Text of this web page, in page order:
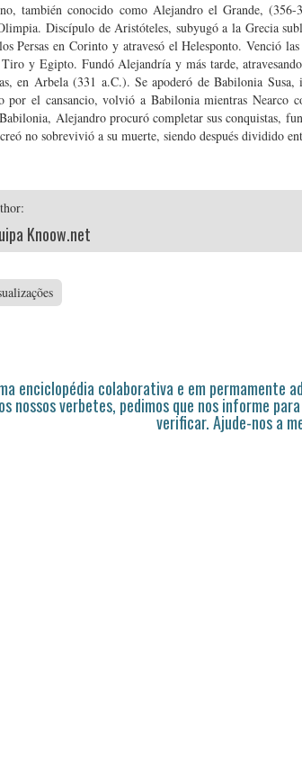
también conocido como Alejandro el Grande,
Discípulo de Aristóteles, subyugó a la Grecia
Persas en Corinto y atravesó el Helesponto. Venció
y Egipto. Fundó Alejandría y más tarde,
en Arbela (331 a.C.). Se apoderó de Babilonia
por el cansancio, volvió a Babilonia mientras Nearco
Alejandro procuró completar sus conquistas,
no sobrevivió a su muerte, siendo después dividido
Knoow.net
enciclopédia colaborativa e em permamente
nossos verbetes, pedimos que nos informe
verificar. Ajude-nos a